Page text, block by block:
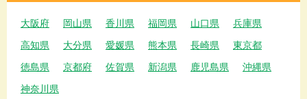
大阪府 岡山県 香川県 福岡県 山口県
兵庫県
高知県
大分県 愛媛県 熊本県 長崎県
東京都
徳島県
京都府 佐賀県 新潟県 鹿児島県
沖縄県
神奈川県